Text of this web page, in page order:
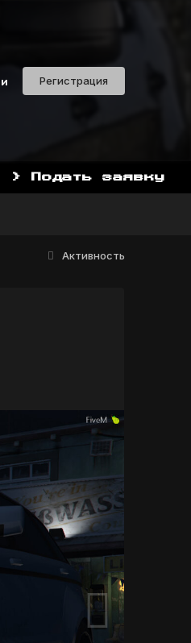
Регистрация
> Подать заявку
Активность